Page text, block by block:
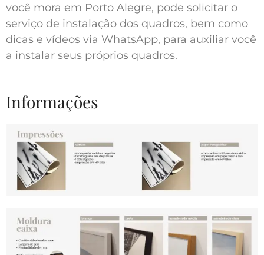
você mora em Porto Alegre, pode solicitar o
serviço de instalação dos quadros, bem como
dicas e vídeos via WhatsApp, para auxiliar você
a instalar seus próprios quadros.
Informações